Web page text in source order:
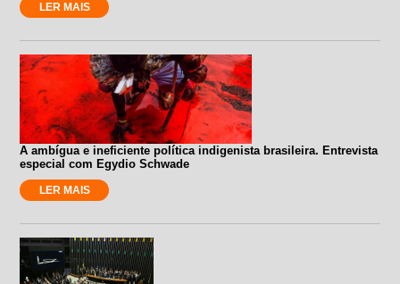
LER MAIS
A ambígua e ineficiente política indigenista brasileira. Entrevista
especial com Egydio Schwade
LER MAIS